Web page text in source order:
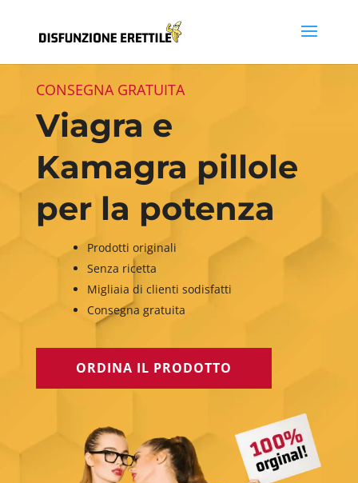
CONSEGNA GRATUITA
Viagra e
Kamagra pillole
per la potenza
Prodotti originali
Senza ricetta
Migliaia di clienti sodisfatti
Consegna gratuita
ORDINA IL PRODOTTO